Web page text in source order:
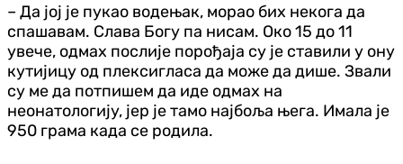
– Да јој је пукао водењак, морао бих некога да
спашавам. Слава Богу па нисам. Око 15 до 11
увече, одмах послије порођаја су је ставили у ону
кутијицу од плексигласа да може да дише. Звали
су ме да потпишем да иде одмах на
неонатологију, јер је тамо најбоља њега. Имала је
950 грама када се родила.